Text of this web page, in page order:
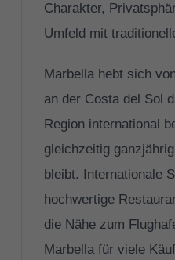
Charakter,
Umfeld mit
Marbella hebt sich
an der Costa del Sol
Region international
gleichzeitig
bleibt. Internationale
hochwertige
die Nähe zum
Marbella für viele